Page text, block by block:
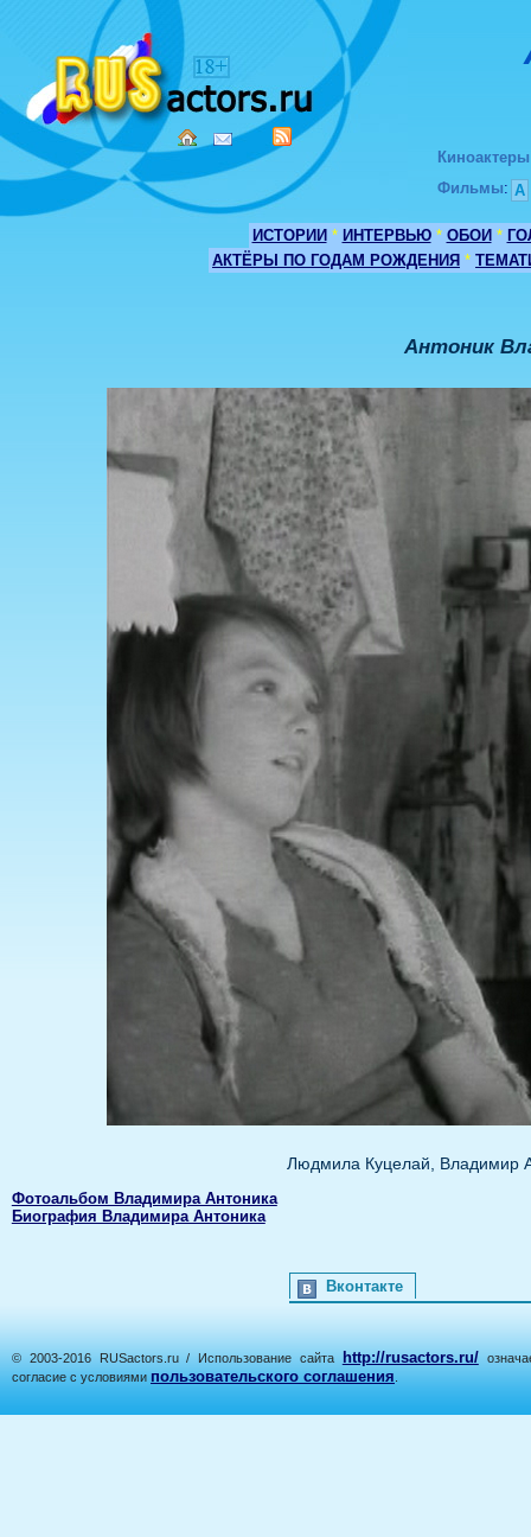
Киноактеры
Фильмы: А
ИСТОРИИ * ИНТЕРВЬЮ * ОБОИ *
АКТЁРЫ ПО ГОДАМ РОЖДЕНИЯ *
Антоник
Людмила Куцелай, Владимир
Фотоальбом Владимира Антоника
Биография Владимира Антоника
Вконтакте
© 2003-2016 RUSactors.ru / Использование сайта http://rusactors.ru/
согласие с условиями пользовательского соглашения